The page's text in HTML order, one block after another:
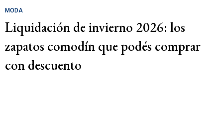
MODA
Liquidación de invierno 2026: los
zapatos comodín que podés comprar
con descuento